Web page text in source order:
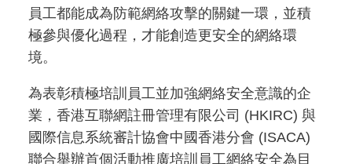
員工都能成為防範網絡攻擊的關鍵一環，並積
極參與優化過程，才能創造更安全的網絡環
境。
為表彰積極培訓員工並加強網絡安全意識的企
業，香港互聯網註冊管理有限公司 (HKIRC) 與
國際信息系統審計協會中國香港分會 (ISACA)
聯合舉辦首個活動推廣培訓員工網絡安全為目